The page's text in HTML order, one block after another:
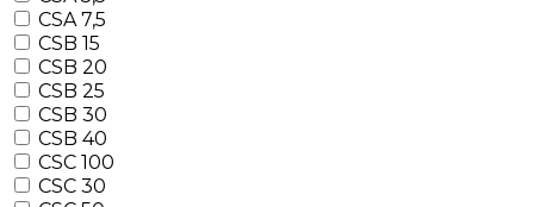
CSA 7,5
CSB 15
CSB 20
CSB 25
CSB 30
CSB 40
CSC 100
CSC 30